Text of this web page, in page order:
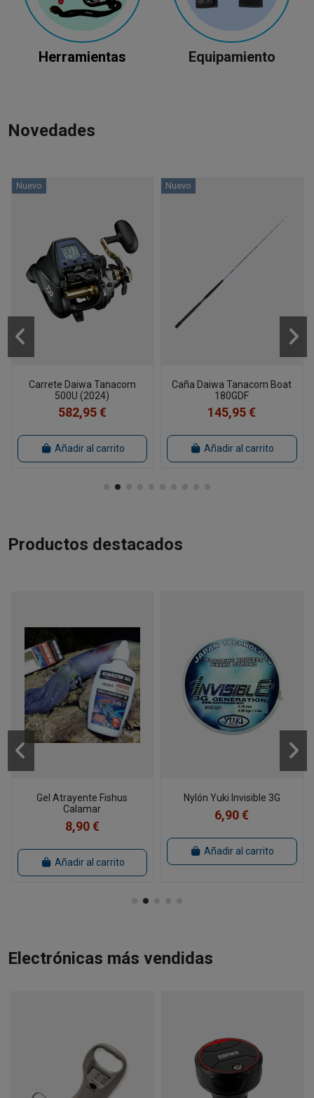
Herramientas Equipamiento
Novedades
Nuevo
Carrete Daiwa Tanacom
500U (2024)
582,95 €
Añadir al carrito
Nuevo
Caña Daiwa Tanacom Boat
180GDF
145,95 €
Añadir al carrito
Productos destacados
Gel Atrayente Fishus
Calamar
8,90 €
Añadir al carrito
Nylón Yuki Invisible 3G
6,90 €
Añadir al carrito
Electrónicas más vendidas